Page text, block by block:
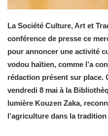
La Société Culture, Art et
conférence de presse ce
pour annoncer une activité
vodou haïtien, comme l’a
rédaction présent sur place.
vendredi 8 mai à la
lumière Kouzen Zaka,
l’agriculture dans la